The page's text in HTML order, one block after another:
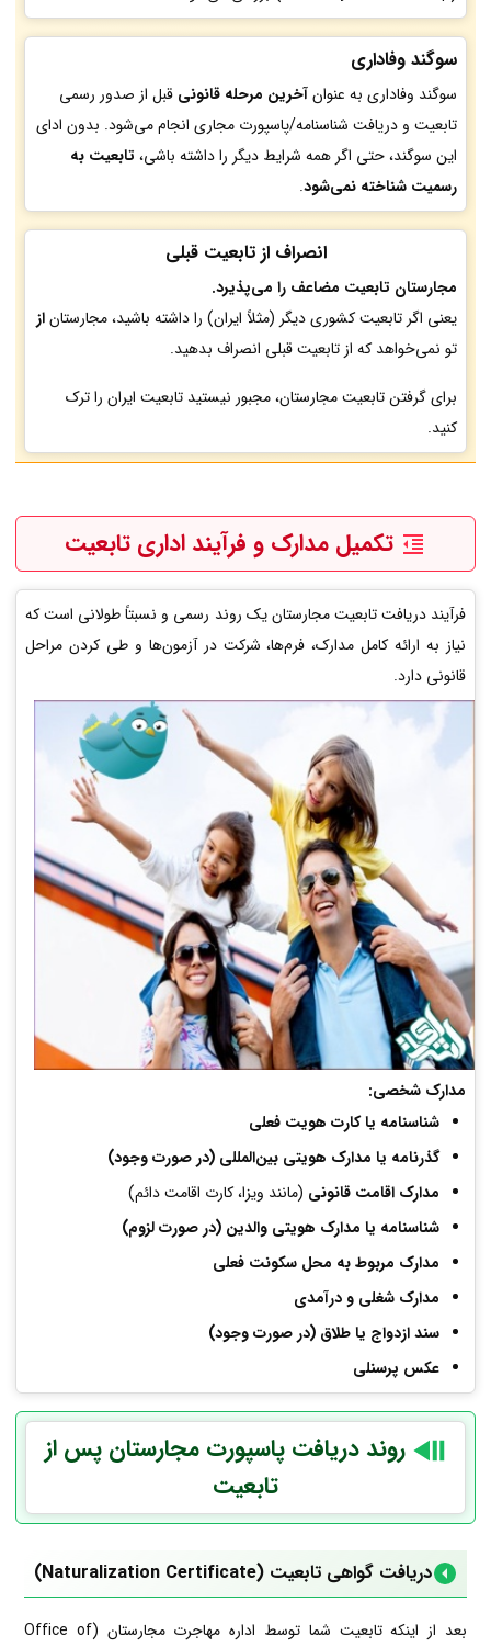
سوگند وفاداری
سوگند وفاداری به عنوانآخرین مرحله قانونی قبل از صدور رسمی
تابعیت و دریافت شناسنامه/پاسپورت مجاری انجام می‌شود. بدون ادای
این سوگند، حتی اگر همه شرایط دیگر را داشته باشی، تابعیت به
رسمیت شناخته نمی‌شود.
انصراف از تابعیت قبلی
مجارستان تابعیت مضاعف را می‌پذیرد.
یعنی اگر تابعیت کشوری دیگر (مثلاً ایران) را داشته باشید، مجارستاناز
تو نمی‌خواهد که از تابعیت قبلی‌ انصراف بدهید.
برای گرفتن تابعیت مجارستان، مجبور نیستید تابعیت ایران را ترک
کنید.
تکمیل مدارک و فرآیند اداری تابعیت
فرآیند دریافت تابعیت مجارستان یک روند رسمی و نسبتاً طولانی است که
نیاز به ارائه کامل مدارک، فرم‌ها، شرکت در آزمون‌ها و طی کردن مراحل
قانونی دارد.
مدارک شخصی:
شناسنامه یا کارت هویت فعلی
گذرنامه یا مدارک هویتی بین‌المللی (در صورت وجود)
مدارک اقامت قانونی (مانند ویزا، کارت اقامت دائم)
شناسنامه یا مدارک هویتی والدین (در صورت لزوم)
مدارک مربوط به محل سکونت فعلی
مدارک شغلی و درآمدی
سند ازدواج یا طلاق (در صورت وجود)
عکس پرسنلی
روند دریافت پاسپورت مجارستان پس از
تابعیت
دریافت گواهی تابعیت (Naturalization Certificate)
بعد از اینکه تابعیت شما توسط اداره مهاجرت مجارستان (Office of